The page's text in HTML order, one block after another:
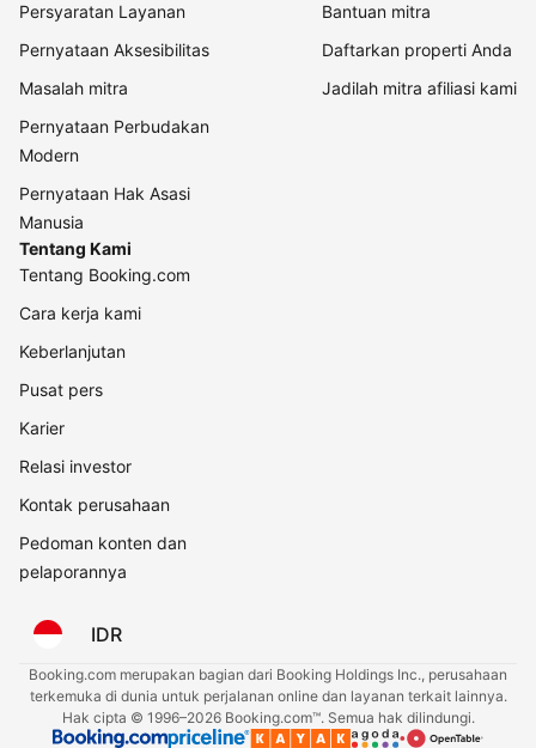
Persyaratan Layanan
Pernyataan Aksesibilitas
Masalah mitra
Pernyataan Perbudakan
Modern
Pernyataan Hak Asasi
Manusia
Bantuan mitra
Daftarkan properti Anda
Jadilah mitra afiliasi kami
Tentang Kami
Tentang Booking.com
Cara kerja kami
Keberlanjutan
Pusat pers
Karier
Relasi investor
Kontak perusahaan
Pedoman konten dan
pelaporannya
IDR
Booking.com merupakan bagian dari Booking Holdings Inc., perusahaan
terkemuka di dunia untuk perjalanan online dan layanan terkait lainnya.
Hak cipta © 1996–2026 Booking.com™. Semua hak dilindungi.